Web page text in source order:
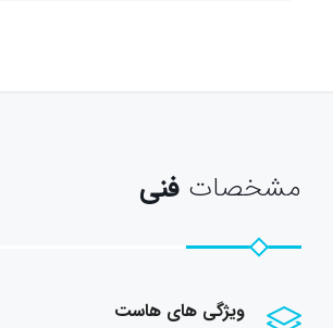
مشخصات فنی
ویژگی های هاست